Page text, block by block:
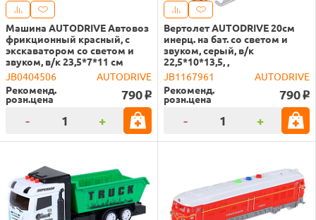
Машина AUTODRIVE Автовоз
фрикционный красный, с
экскаватором со светом и
звуком, в/к 23,5*7*11 см
JB0404506
AUTODRIVE
Рекоменд.
розн.цена 790 o
- +
Вертолет AUTODRIVE 20см
инерц. на бат. со светом и
звуком, серый, в/к
22,5*10*13,5, ,
JB1167961
AUTODRIVE
Рекоменд.
розн.цена 790 o
- +